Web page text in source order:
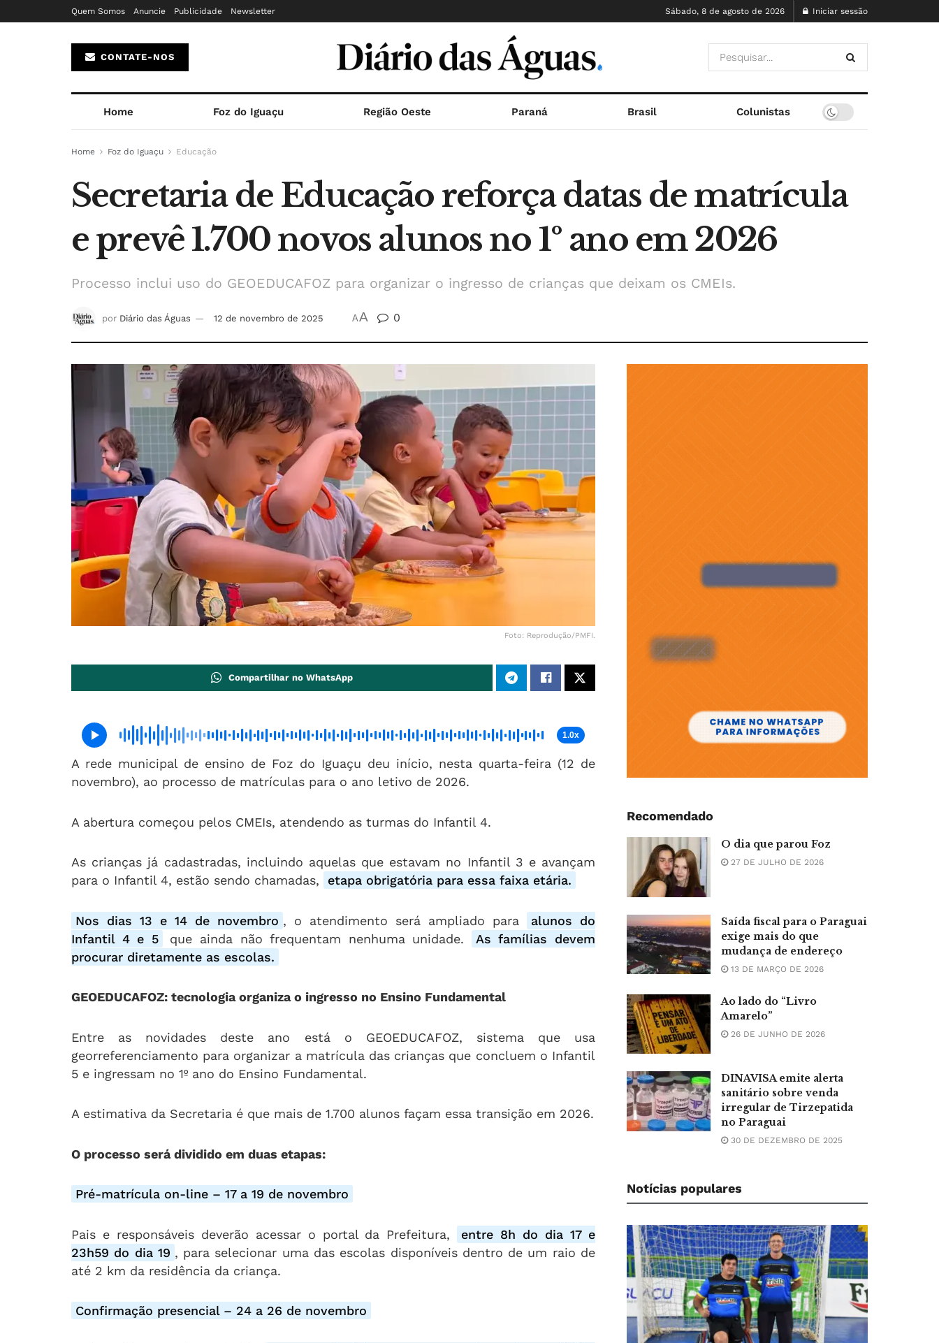
Quem Somos Anuncie Publicidade Newsletter Sábado, 8 de agosto de 2026 Iniciar sessão
CONTATE-NOS
Home Foz do Iguaçu Região Oeste Paraná Brasil Colunistas
Home Foz do Iguaçu Educação
Secretaria de Educação reforça datas de matrícula
e prevê 1.700 novos alunos no 1º ano em 2026
Processo inclui uso do GEOEDUCAFOZ para organizar o ingresso de crianças que deixam os CMEIs.
por Diário das Águas 12 de novembro de 2025 AA 0
Foto: Reprodução/PMFI.
Compartilhar no WhatsApp
1.0x
A rede municipal de ensino de Foz do Iguaçu deu início, nesta quarta-feira (12 de
novembro), ao processo de matrículas para o ano letivo de 2026.
A abertura começou pelos CMEIs, atendendo as turmas do Infantil 4.
As crianças já cadastradas, incluindo aquelas que estavam no Infantil 3 e avançam
para o Infantil 4, estão sendo chamadas,
etapa obrigatória para essa faixa etária.
Nos dias 13 e 14 de novembro , o atendimento será ampliado para
alunos do
Infantil 4 e 5
que ainda não frequentam nenhuma unidade.
As famílias devem
procurar diretamente as escolas.
GEOEDUCAFOZ: tecnologia organiza o ingresso no Ensino Fundamental
Entre as novidades deste ano está o GEOEDUCAFOZ, sistema que usa
georreferenciamento para organizar a matrícula das crianças que concluem o Infantil
5 e ingressam no 1º ano do Ensino Fundamental.
A estimativa da Secretaria é que mais de 1.700 alunos façam essa transição em 2026.
O processo será dividido em duas etapas:
Pré-matrícula on-line – 17 a 19 de novembro
Pais e responsáveis deverão acessar o portal da Prefeitura,
entre 8h do dia 17 e
23h59 do dia 19 , para selecionar uma das escolas disponíveis dentro de um raio de
até 2 km da residência da criança.
Confirmação presencial – 24 a 26 de novembro
Recomendado
O dia que parou Foz
27 DE JULHO DE 2026
Saída fiscal para o Paraguai
exige mais do que
mudança de endereço
13 DE MARÇO DE 2026
Ao lado do “Livro
Amarelo”
26 DE JUNHO DE 2026
DINAVISA emite alerta
sanitário sobre venda
irregular de Tirzepatida
no Paraguai
30 DE DEZEMBRO DE 2025
Notícias populares